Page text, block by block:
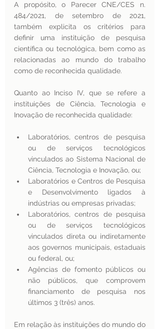
A propósito, o Parecer CNE/CES n.
484/2021, de setembro de 2021,
também explicita os critérios para
definir uma instituição de pesquisa
científica ou tecnológica, bem como as
relacionadas ao mundo do trabalho
como de reconhecida qualidade.
Quanto ao Inciso IV, que se refere a
instituições de Ciência, Tecnologia e
Inovação de reconhecida qualidade:
Laboratórios, centros de pesquisa
ou de serviços tecnológicos
vinculados ao Sistema Nacional de
Ciência, Tecnologia e Inovação, ou;
Laboratórios e Centros de Pesquisa
e Desenvolvimento ligados à
indústrias ou empresas privadas;
Laboratórios, centros de pesquisa
ou de serviços tecnológicos
vinculados direta ou indiretamente
aos governos municipais, estaduais
ou federal, ou;
Agências de fomento públicos ou
não públicos, que comprovem
financiamento de pesquisa nos
últimos 3 (três) anos.
Em relação às instituições do mundo do